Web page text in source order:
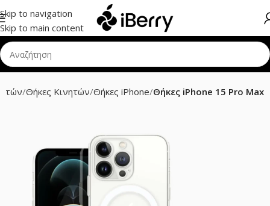
Skip to navigation
Skip to main content
Θήκες Κινητών Θήκες iPhone Θήκες iPhone 15 Pro Max